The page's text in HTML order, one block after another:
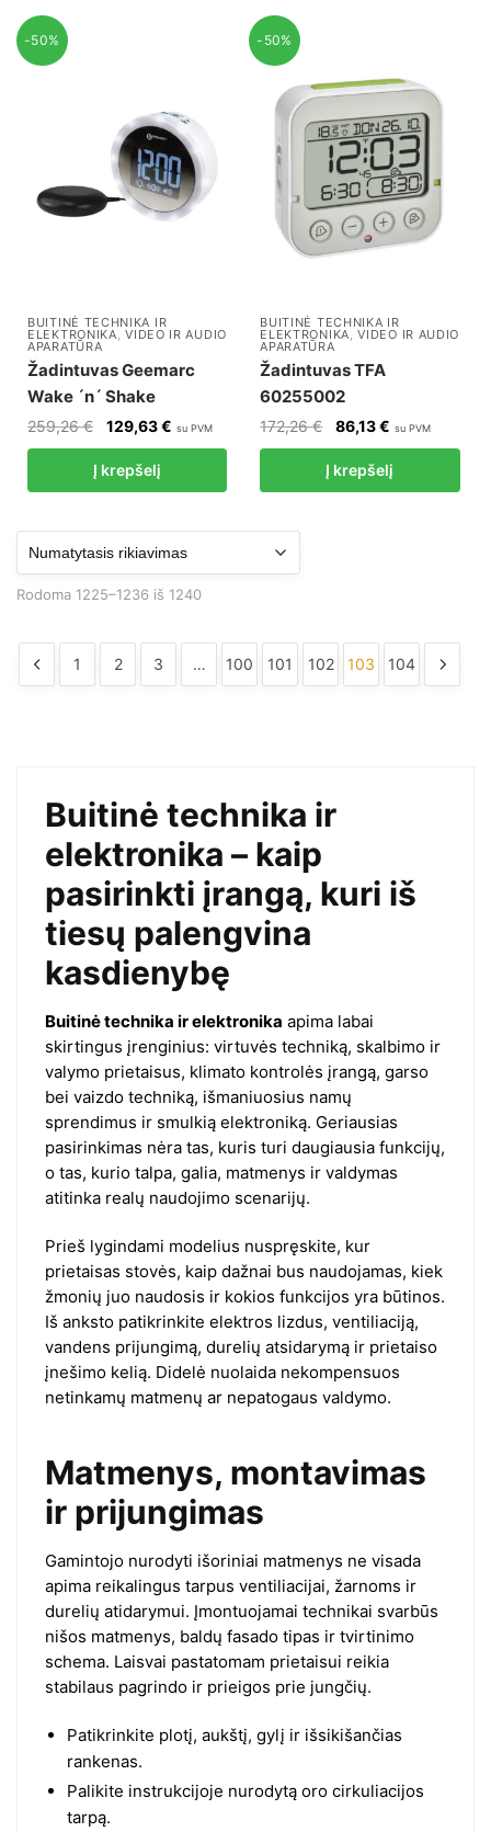
-50%
BUITINĖ TECHNIKA IR
ELEKTRONIKA,VIDEO IR AUDIO
APARATŪRA
Žadintuvas Geemarc
Wake ´n´ Shake
259,26€
Original
price
was:
259,26 €.
129,63€ Current
price
129,63 €.
su PVM
Į krepšelį
-50%
BUITINĖ TECHNIKA IR
ELEKTRONIKA,VIDEO IR AUDIO
APARATŪRA
Žadintuvas TFA
60255002
172,26€
Original
price
was:
172,26 €.
86,13€ Current
price
is:
86,13 €.
su PVM
Į krepšelį
Rodoma 1225–1236 iš 1240
1 2 3 … 100 101 102 103 104
Buitinė technika ir
elektronika – kaip
pasirinkti įrangą, kuri iš
tiesų palengvina
kasdienybę
Buitinė technika ir elektronika apima labai
skirtingus įrenginius: virtuvės techniką, skalbimo ir
valymo prietaisus, klimato kontrolės įrangą, garso
bei vaizdo techniką, išmaniuosius namų
sprendimus ir smulkią elektroniką. Geriausias
pasirinkimas nėra tas, kuris turi daugiausia funkcijų,
o tas, kurio talpa, galia, matmenys ir valdymas
atitinka realų naudojimo scenarijų.
Prieš lygindami modelius nuspręskite, kur
prietaisas stovės, kaip dažnai bus naudojamas, kiek
žmonių juo naudosis ir kokios funkcijos yra būtinos.
Iš anksto patikrinkite elektros lizdus, ventiliaciją,
vandens prijungimą, durelių atsidarymą ir prietaiso
įnešimo kelią. Didelė nuolaida nekompensuos
netinkamų matmenų ar nepatogaus valdymo.
Matmenys, montavimas
ir prijungimas
Gamintojo nurodyti išoriniai matmenys ne visada
apima reikalingus tarpus ventiliacijai, žarnoms ir
durelių atidarymui. Įmontuojamai technikai svarbūs
nišos matmenys, baldų fasado tipas ir tvirtinimo
schema. Laisvai pastatomam prietaisui reikia
stabilaus pagrindo ir prieigos prie jungčių.
Patikrinkite plotį, aukštį, gylį ir išsikišančias
rankenas.
Palikite instrukcijoje nurodytą oro cirkuliacijos
tarpą.